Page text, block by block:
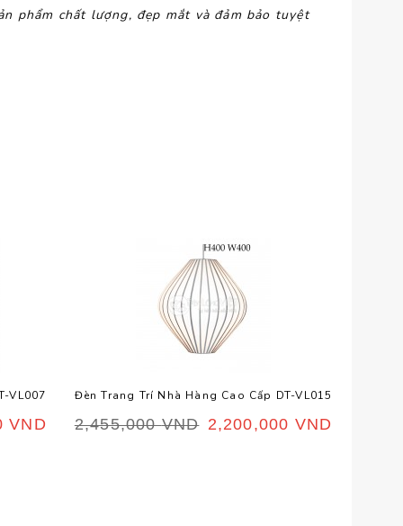
phẩm chất lượng, đẹp mắt và đảm bảo tuyệt
VL007
VND
Đèn Trang Trí Nhà Hàng Cao Cấp DT-VL015
2,455,000VND 2,200,000 VND